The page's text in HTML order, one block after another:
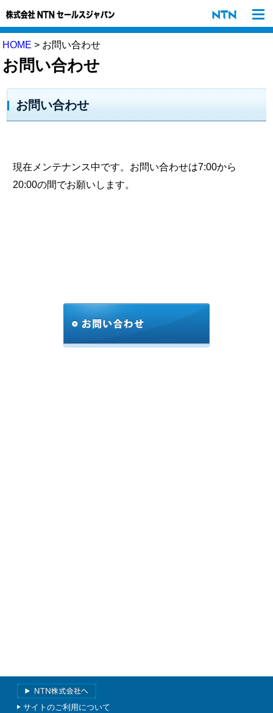
HOME > お問い合わせ
お問い合わせ
お問い合わせ
現在メンテナンス中です。お問い合わせは7:00から
20:00の間でお願いします。
サイトのご利用について